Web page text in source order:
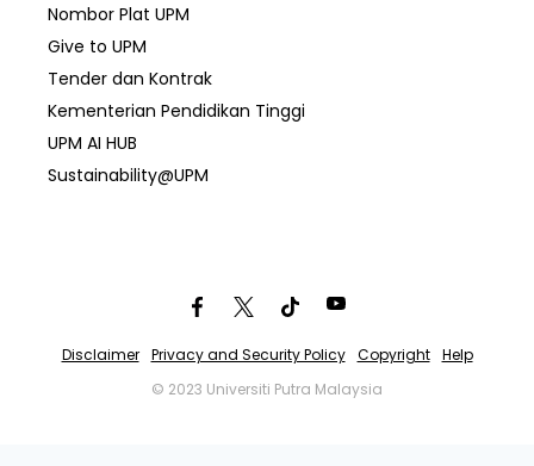
Nombor Plat UPM
Give to UPM
Tender dan Kontrak
Kementerian Pendidikan Tinggi
UPM AI HUB
Sustainability@UPM
Disclaimer Privacy and Security Policy Copyright
Help
© 2023 Universiti Putra Malaysia